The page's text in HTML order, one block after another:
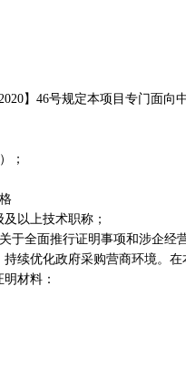
】46号规定本项目专门面向
；
以上技术职称；
于全面推行证明事项和涉企经
续优化政府采购营商环境。在
材料：